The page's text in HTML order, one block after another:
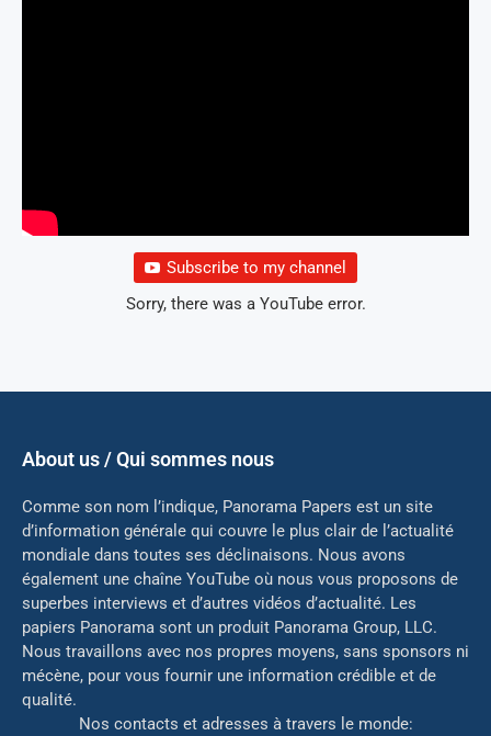
Subscribe to my channel
Sorry, there was a YouTube error.
About us / Qui sommes nous
Comme son nom l’indique, Panorama Papers est un site
d’information générale qui couvre le plus clair de l’actualité
mondiale dans toutes ses déclinaisons. Nous avons
également une chaîne YouTube où nous vous proposons de
superbes interviews et d’autres vidéos d’actualité. Les
papiers Panorama sont un produit Panorama Group, LLC.
Nous travaillons avec nos propres moyens, sans sponsors ni
mécène, pour vous fournir une information crédible et de
qualité.
Nos contacts et adresses à travers le monde: